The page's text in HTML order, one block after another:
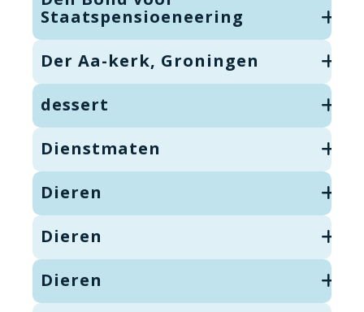
Staatspensioeneering
Der Aa-kerk, Groningen
dessert
Dienstmaten
Dieren
Dieren
Dieren